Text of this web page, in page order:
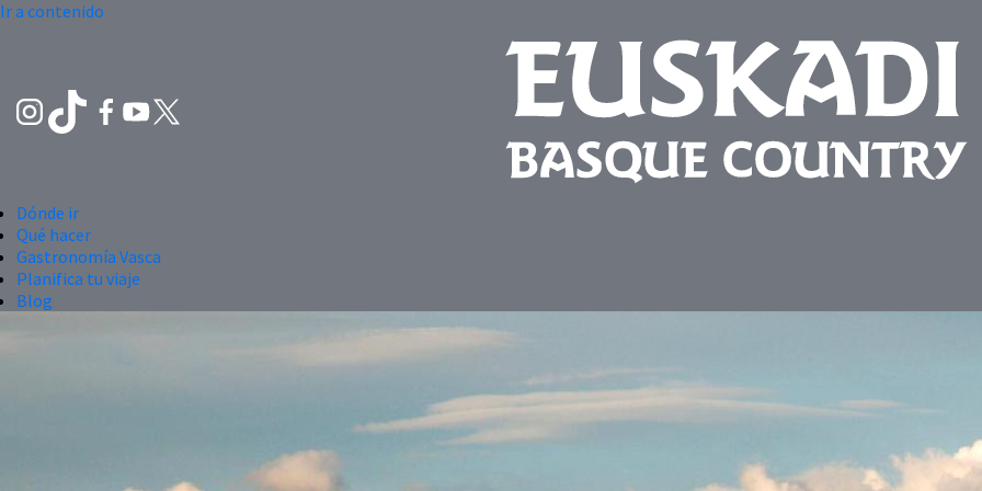
Ir a contenido
Dónde ir
Qué hacer
Gastronomía Vasca
Planifica tu viaje
Blog